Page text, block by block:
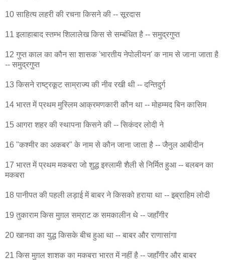
10 साहित्य लहरी की रचना किसने की -- सूरदास
11 इलाहाबाद स्तम्भ शिलालेख किस से सम्बंधित है -- समुद्रगुप्त
12 गुप्त काल का कौन सा शासक 'भारतीय नेपोलीयन' क नाम से जाना जाता है
-- समुद्रगुप्त
13 किसने राष्ट्रकूट साम्राज्य की नीव रखी थी -- दन्तिदुर्ग
14 भारत में प्रथम मुस्लिम आक्रमणकारी कौन था -- मोहम्मद बिन कासिम
15 आगरा शहर की स्थापना किसने की -- सिकंदर लोदी ने
16 "कश्मीर का अकबर" के नाम से कौन जाना जाता है -- जैनुल आबीदीन
17 भारत में प्रथम मकबरा जो शुद्ध इस्लामी शैली से निर्मित हुआ -- बलबन का
मकबरा
18 पानीपत की पहली लड़ाई में बाबर ने किसको हराया था -- इब्राहिम लोदी
19 तुकाराम किस मुग़ल सम्राट क समकालीन थे -- जहाँगीर
20 खानवा का युद्ध किसके बीच हुआ था -- बाबर और राणासांगा
21 किस मुग़ल शाशक का मकबरा भारत में नहीं है -- जहाँगीर और बाबर